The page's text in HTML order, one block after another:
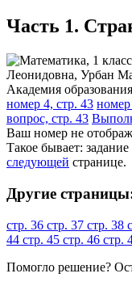
Часть 1.
номер 4, стр. 43 номер
вопрос, стр. 43
Ваш номер не
Такое бывает: задание
следующей странице.
Другие
стр. 36 стр. 37 стр. 38
44 стр. 45 стр. 46 стр.
Помогло решение?